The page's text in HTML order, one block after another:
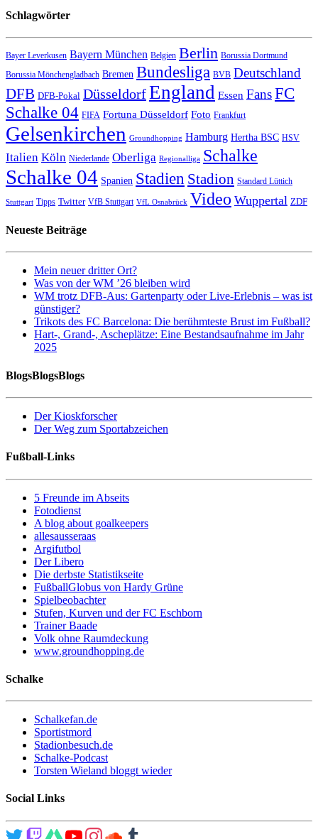
Schlagwörter
Bayer Leverkusen Bayern München Belgien Berlin Borussia Dortmund
Borussia Mönchengladbach Bremen Bundesliga BVB Deutschland
DFB DFB-Pokal DüsseldorfEngland Essen FansFC
Schalke 04 FIFA Fortuna Düsseldorf Foto Frankfurt
Gelsenkirchen Groundhopping Hamburg Hertha BSC HSV
Italien Köln Niederlande Oberliga Regionalliga Schalke
Schalke 04 Spanien Stadien Stadion Standard Lüttich
Stuttgart Tipps Twitter VfB Stuttgart VfL Osnabrück Video Wuppertal ZDF
Neueste Beiträge
Mein neuer dritter Ort?
Was von der WM ’26 bleiben wird
WM trotz DFB-Aus: Gartenparty oder Live-Erlebnis – was ist
günstiger?
Trikots des FC Barcelona: Die berühmteste Brust im Fußball?
Hart-, Grand-, Ascheplätze: Eine Bestandsaufnahme im Jahr
2025
BlogsBlogsBlogs
Der Kioskforscher
Der Weg zum Sportabzeichen
Fußball-Links
5 Freunde im Abseits
Fotodienst
A blog about goalkeepers
allesausseraas
Argifutbol
Der Libero
Die derbste Statistikseite
FußballGlobus von Hardy Grüne
Spielbeobachter
Stufen, Kurven und der FC Eschborn
Trainer Baade
Volk ohne Raumdeckung
www.groundhopping.de
Schalke
Schalkefan.de
Sportistmord
Stadionbesuch.de
Schalke-Podcast
Torsten Wieland bloggt wieder
Social Links